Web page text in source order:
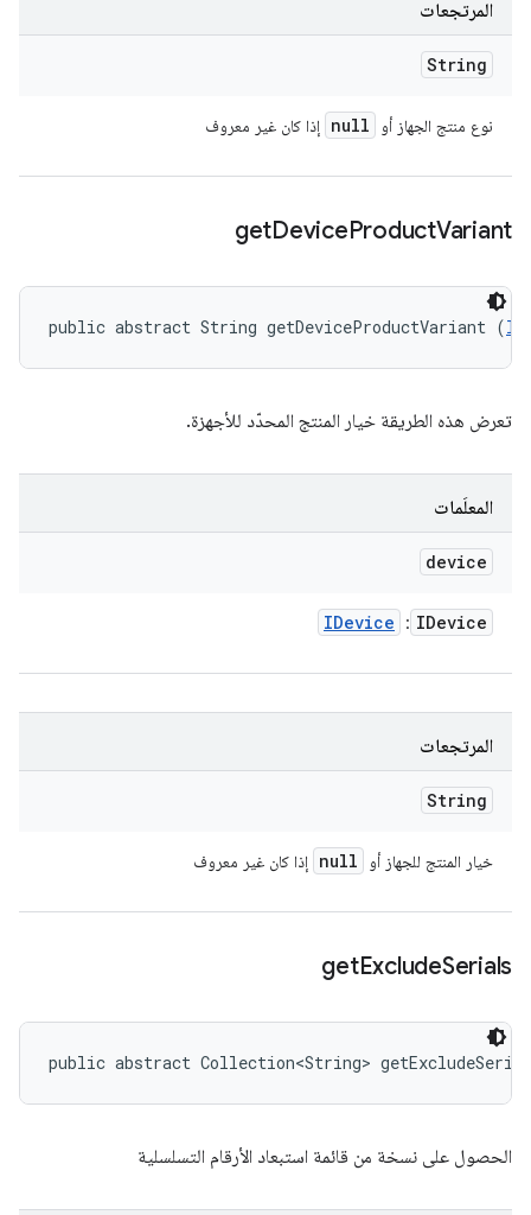
المرتجعات
String
نوع منتج الجهاز أو null إذا كان غير معروف
getDeviceProductVariant
public abstract String getDeviceProductVariant (
تعرض هذه الطريقة خيار المنتج المحدّد للأجهزة.
المعلَمات
device
IDevice
:
IDevice
المرتجعات
String
خيار المنتج للجهاز أو null إذا كان غير معروف
getExcludeSerials
public abstract Collection<String>
الحصول على نسخة من قائمة استبعاد الأرقام التسلسلية